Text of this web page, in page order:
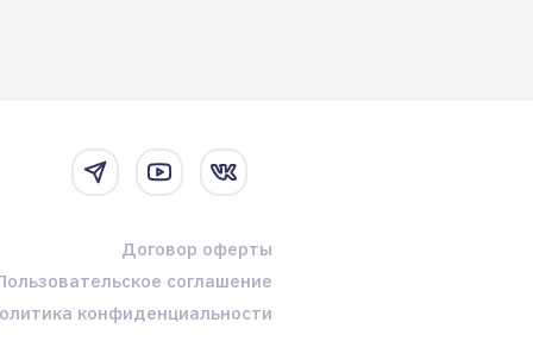
Договор оферты
соглашение
конфиденциальности